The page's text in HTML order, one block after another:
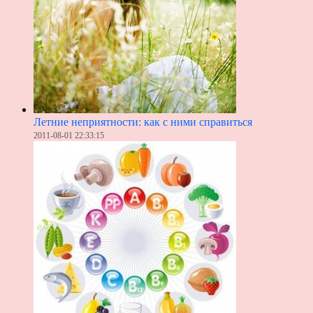
Летние неприятности: как с ними справиться
2011-08-01 22:33:15